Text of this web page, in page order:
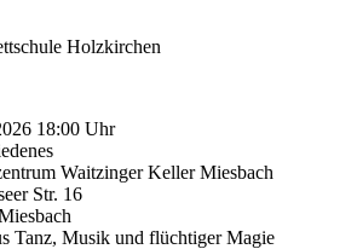
18:00 Uhr
Waitzinger Keller Miesbach
Str. 16
Tanz, Musik und flüchtiger Magie